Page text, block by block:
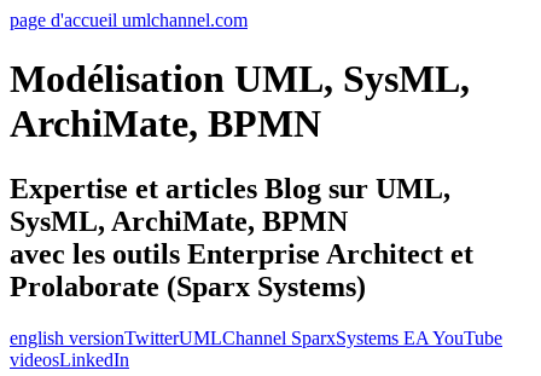
page d'accueil umlchannel.com
Modélisation UML, SysML,
ArchiMate, BPMN
Expertise et articles Blog sur UML,
SysML, ArchiMate, BPMN
avec les outils Enterprise Architect et
Prolaborate (Sparx Systems)
english versionTwitterUMLChannel SparxSystems EA YouTube
videosLinkedIn